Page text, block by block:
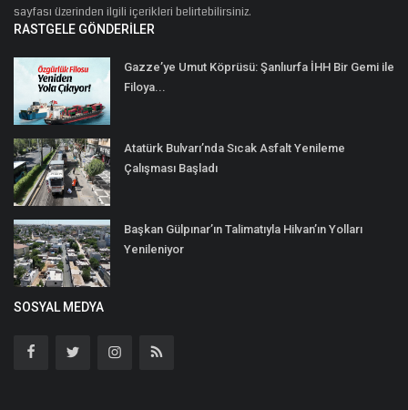
sayfası üzerinden ilgili içerikleri belirtebilirsiniz.
RASTGELE GÖNDERILER
Gazze’ye Umut Köprüsü: Şanlıurfa İHH Bir Gemi ile
Filoya...
Atatürk Bulvarı’nda Sıcak Asfalt Yenileme
Çalışması Başladı
Başkan Gülpınar’ın Talimatıyla Hilvan’ın Yolları
Yenileniyor
SOSYAL MEDYA